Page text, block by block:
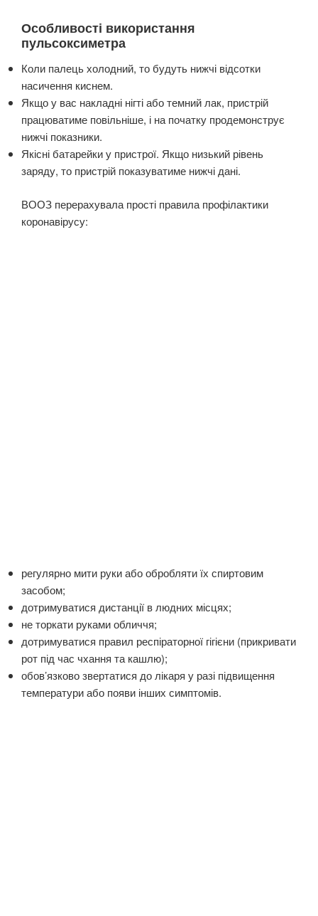
Особливості використання
пульсоксиметра
Коли палець холодний, то будуть нижчі відсотки
насичення киснем.
Якщо у вас накладні нігті або темний лак, пристрій
працюватиме повільніше, і на початку продемонструє
нижчі показники.
Якісні батарейки у пристрої. Якщо низький рівень
заряду, то пристрій показуватиме нижчі дані.
ВООЗ перерахувала прості правила профілактики
коронавірусу:
регулярно мити руки або обробляти їх спиртовим
засобом;
дотримуватися дистанції в людних місцях;
не торкати руками обличчя;
дотримуватися правил респіраторної гігієни (прикривати
рот під час чхання та кашлю);
обов’язково звертатися до лікаря у разі підвищення
температури або появи інших симптомів.